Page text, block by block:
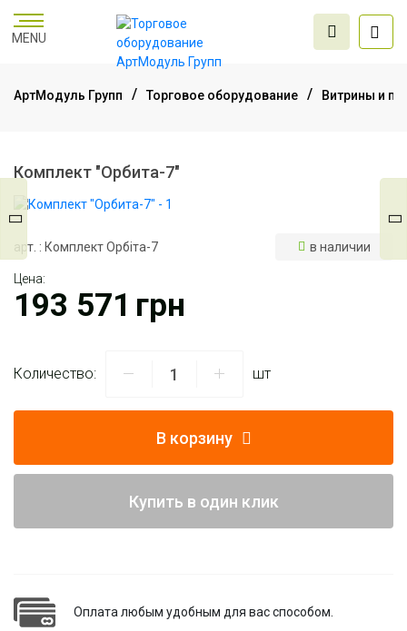
MENU
оборудование
проектирования
АртМодуль Групп Торговое оборудование Витрины и
Комплект "Орбита-7"
арт. : Комплект Орбіта-7 в наличии
Цена:
193 571 грн
Количество: шт
В корзину
Купить в один клик
Оплата любым удобным для вас способом.